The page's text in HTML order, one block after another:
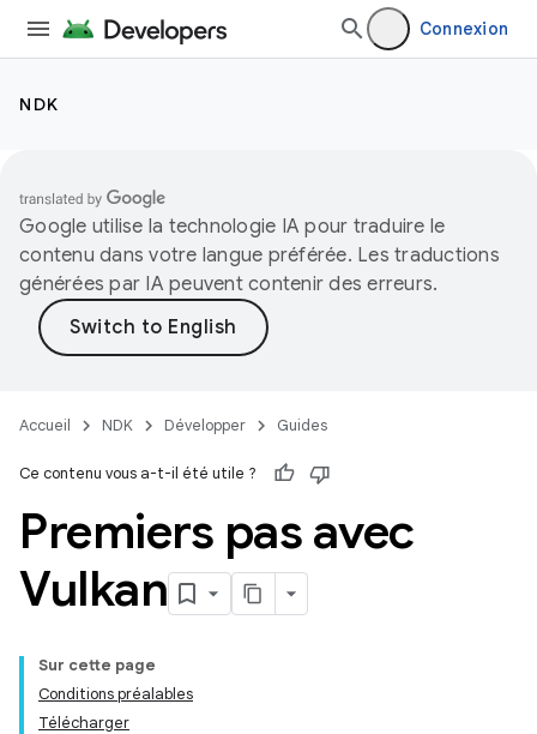
Connexion
NDK
Google utilise la technologie IA pour traduire le
contenu dans votre langue préférée. Les traductions
générées par IA peuvent contenir des erreurs.
Accueil NDK Développer Guides
Ce contenu vous a-t-il été utile ?
Premiers pas avec
Vulkan
Sur cette page
Conditions préalables
Télécharger